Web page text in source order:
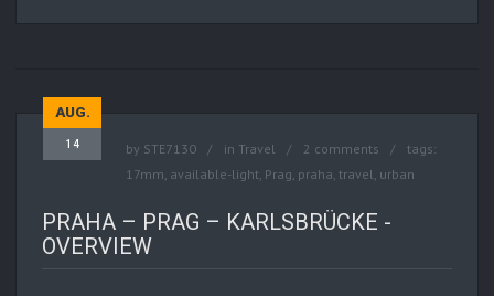
AUG.
14 by STE7130 in Travel 2 comments
tags:
17mm, available-light, Prag, praha, travel, urban
PRAHA – PRAG – KARLSBRÜCKE -
OVERVIEW